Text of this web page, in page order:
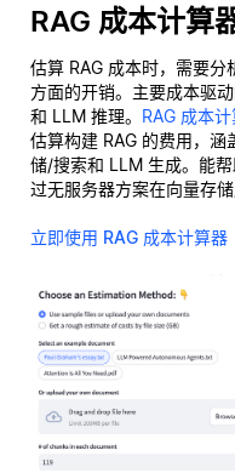
RAG 成本计算
估算 RAG 成本时，需要
方面的开销。主要成本驱
和 LLM 推理。 RAG 成本
估算构建 RAG 的费用，
储/搜索和 LLM 生成。能
过无服务器方案在向量存
立即使用 RAG 成本计算器